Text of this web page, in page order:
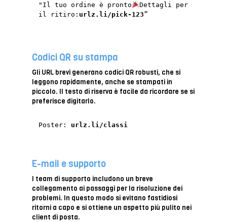
"Il tuo ordine è pronto
Dettagli per
il ritiro: urlz.li/pick-123”
Codici QR su stampa
Gli URL brevi generano codici QR robusti, che si
leggono rapidamente, anche se stampati in
piccolo. Il testo di riserva è facile da ricordare se si
preferisce digitarlo.
Poster: urlz.li/classi
E-mail e supporto
I team di supporto includono un breve
collegamento ai passaggi per la risoluzione dei
problemi. In questo modo si evitano fastidiosi
ritorni a capo e si ottiene un aspetto più pulito nei
client di posta.